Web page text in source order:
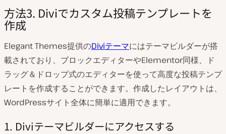
方法3. Diviでカスタム投稿テンプレートを
作成
Elegant Themes提供のDiviテーマにはテーマビルダーが搭
載されており、ブロックエディターやElementor同様、ド
ラッグ＆ドロップ式のエディターを使って高度な投稿テンプ
レートを作成することができます。作成したレイアウトは、
WordPressサイト全体に簡単に適用できます。
1. Diviテーマビルダーにアクセスする